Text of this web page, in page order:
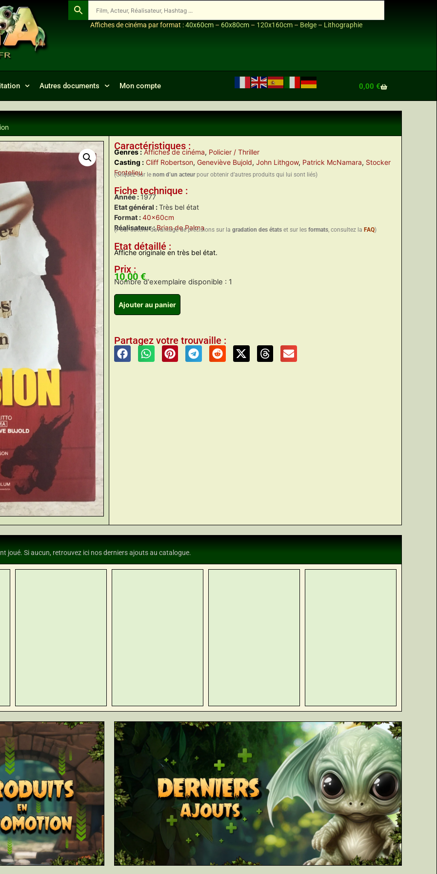
Affiches de cinéma par format :40x60cm – 60x80cm – 120x160cm – Belge – Lithographie
Autres documents Mon compte 0,00 €
Caractéristiques :
Genres : Affiches de cinéma, Policier / Thriller
Casting : Cliff Robertson, Geneviève Bujold, John Lithgow, Patrick McNamara, Stocker
Fontelieu
(Cliquez sur le nom d’un acteurpour obtenir d’autres produits qui lui sont liés)
Fiche technique :
Année : 1977
Etat général :Très bel état
Format :40x60cm
Réalisateur :Brian de Palma
(Pour obtenir davantage de précisions sur la gradation des états et sur les formats, consultez la FAQ)
Etat détaillé :
Affiche originale en très bel état.
Prix :
10,00 €
Nombre d'exemplaire disponible : 1
Ajouter au panier
Partagez votre trouvaille :
joué. Si aucun, retrouvez ici nos derniers ajouts au catalogue.